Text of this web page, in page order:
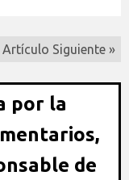
Artículo Siguiente »
por la
de